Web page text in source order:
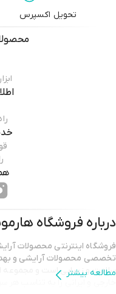
تحویل اکسپرس
درباره فروشگاه
فروشگاه اینترنتی محصولات
تخصصی محصولات آرایشی و
سلامت و زیبایی است و مجموعه
خارجی و ایرانی را به تناسب
مطالعه بیشتر